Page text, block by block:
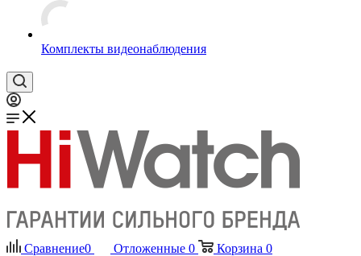
Комплекты видеонаблюдения
Сравнение0 Отложенные 0 Корзина 0